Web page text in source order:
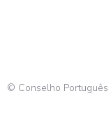
© Conselho Português